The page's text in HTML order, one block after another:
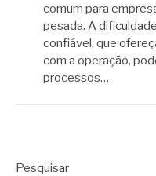
comum para
pesada. A
confiável, que
com a operação,
processos…
Pesquisar